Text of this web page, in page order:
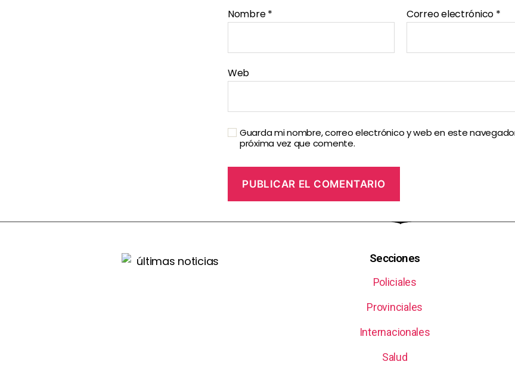
Nombre* Correo electrónico *
Web
Guarda mi nombre, correo electrónico y web en este
próxima vez que comente.
Secciones
Policiales
Provinciales
Internacionales
Salud